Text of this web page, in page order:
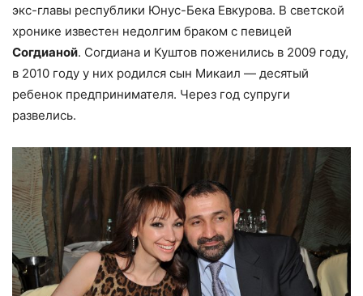
экс-главы республики Юнус-Бека Евкурова. В светской
хронике известен недолгим браком с певицей
Согдианой. Согдиана и Куштов поженились в 2009 году,
в 2010 году у них родился сын Микаил — десятый
ребенок предпринимателя. Через год супруги
развелись.